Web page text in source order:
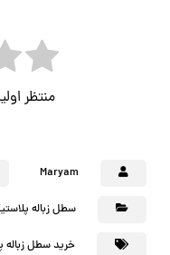
منتظر
Maryam
سطل زباله
خرید سطل زباله